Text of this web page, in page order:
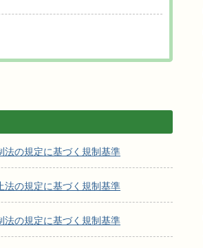
法の規定に基づく規制基準
法の規定に基づく規制基準
法の規定に基づく規制基準